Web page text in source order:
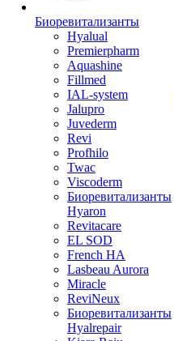
Биоревитализанты
Hyalual
Premierpharm
Aquashine
Fillmed
IAL-system
Jalupro
Juvederm
Revi
Profhilo
Twac
Viscoderm
Биоревитализанты
Hyaron
Revitacare
EL SOD
French HA
Lasbeau Aurora
Miracle
ReviNeux
Биоревитализанты
Hyalrepair